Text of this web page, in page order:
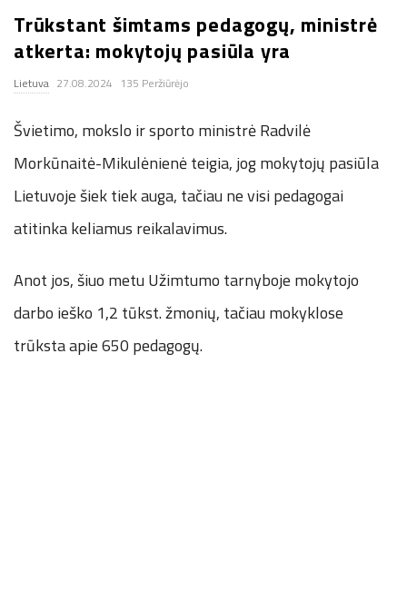
.
c
o
.
u
k
Trūkstant šimtams pedagogų, ministrė
atkerta: mokytojų pasiūla yra
Lietuva 27.08.2024 135 Peržiūrėjo
Švietimo, mokslo ir sporto ministrė Radvilė
Morkūnaitė-Mikulėnienė teigia, jog mokytojų pasiūla
Lietuvoje šiek tiek auga, tačiau ne visi pedagogai
atitinka keliamus reikalavimus.
Anot jos, šiuo metu Užimtumo tarnyboje mokytojo
darbo ieško 1,2 tūkst. žmonių, tačiau mokyklose
trūksta apie 650 pedagogų.